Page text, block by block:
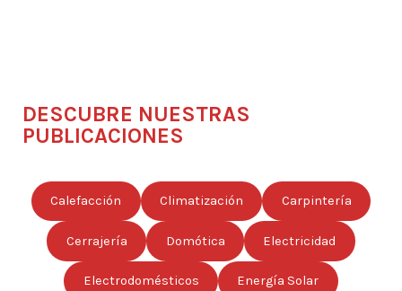
DESCUBRE NUESTRAS
PUBLICACIONES
Calefacción Climatización Carpintería
Cerrajería Domótica Electricidad
Electrodomésticos Energía Solar